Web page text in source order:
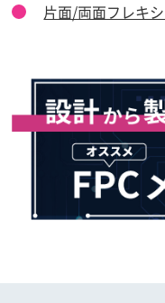
片面/両面フレキ